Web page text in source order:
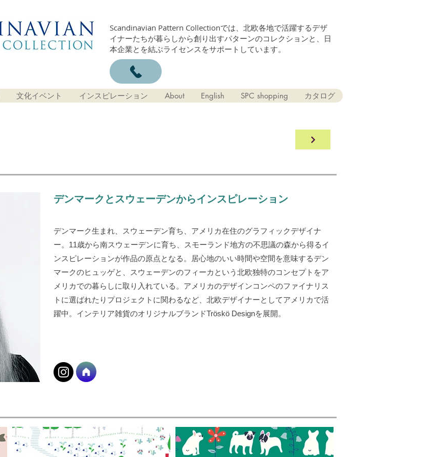
Scandinavian Pattern Collectionでは、北欧各地で活躍するデザ
イナーたちが暮らしから創り出すパターンのコレクションと、日
本企業とを結ぶライセンスをサポートしています。
文化イベント インスピレーション About English SPC shopping カタログ
デンマークとスウェーデンからインスピレーション
デンマーク生まれ、スウェーデン育ち、アメリカ在住のグラフィックデザイナ
ー。11歳から南スウェーデンに育ち、スモーランド地方の不思議の森から得るイ
ンスピレーションが作品の原点となる。居心地のいい時間や空間を意味するデン
マークのヒュッゲと、スウェーデンのフィーカという北欧独特のコンセプトをア
メリカでの暮らしに取り入れている。アメリカのデザインコンペのファイナリス
トに選ばれたりプロジェクトに関わるなど、北欧デザイナーとしてアメリカで活
躍中。インテリア雑貨のオリジナルブランドTröskö Designを展開。